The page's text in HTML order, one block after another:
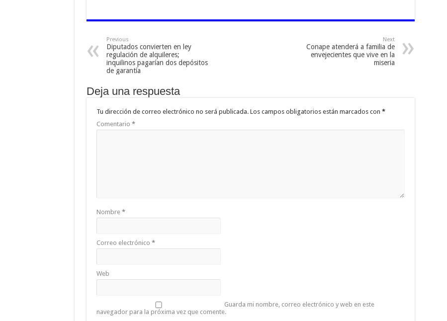
Previous
Diputados convierten en ley
regulación de alquileres;
inquilinos pagarían dos depósitos
de garantía
Next
Conape atenderá a familia de
envejecientes que vive en la
miseria
Deja una respuesta
Tu dirección de correo electrónico no será publicada. Los campos obligatorios están marcados con *
Comentario *
Nombre *
Correo electrónico *
Web
Guarda mi nombre, correo electrónico y web en este
navegador para la próxima vez que comente.